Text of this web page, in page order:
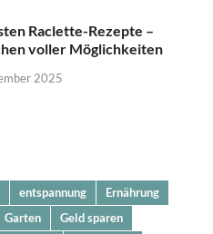
Raclette-Rezepte –
voller Möglichkeiten
2025
entspannung
Ernährung
Garten
Geld sparen